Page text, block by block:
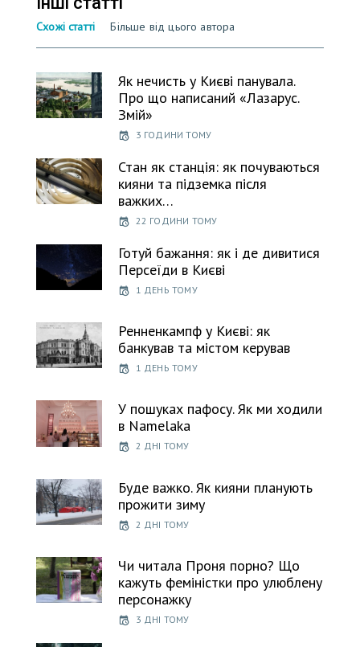
Схожі статті Більше від цього автора
Як нечисть у Києві панувала.
Про що написаний «Лазарус.
Змій»
3 ГОДИНИ ТОМУ
Стан як станція: як почуваються
кияни та підземка після
важких…
22 ГОДИНИ ТОМУ
Готуй бажання: як і де дивитися
Персеїди в Києві
1 ДЕНЬ ТОМУ
Ренненкампф у Києві: як
банкував та містом керував
1 ДЕНЬ ТОМУ
У пошуках пафосу. Як ми ходили
в Namelaka
2 ДНІ ТОМУ
Буде важко. Як кияни планують
прожити зиму
2 ДНІ ТОМУ
Чи читала Проня порно? Що
кажуть феміністки про улюблену
персонажку
3 ДНІ ТОМУ